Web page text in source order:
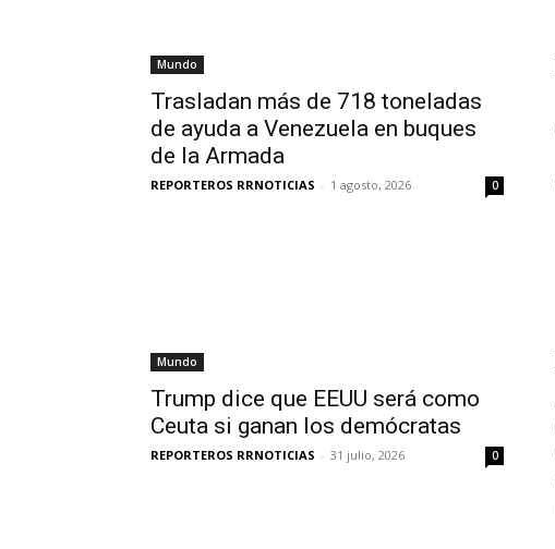
Mundo
Trasladan más de 718 toneladas
de ayuda a Venezuela en buques
de la Armada
REPORTEROS RRNOTICIAS - 1 agosto, 2026 0
Mundo
Trump dice que EEUU será como
Ceuta si ganan los demócratas
REPORTEROS RRNOTICIAS - 31 julio, 2026 0